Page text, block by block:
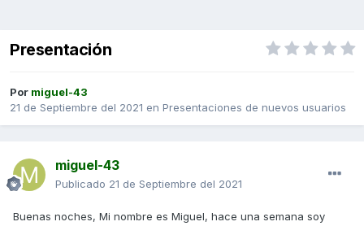
Presentación
Por miguel-43
21 de Septiembre del 2021 en Presentaciones de nuevos usuarios
miguel-43
Publicado 21 de Septiembre del 2021
Buenas noches, Mi nombre es Miguel, hace una semana soy